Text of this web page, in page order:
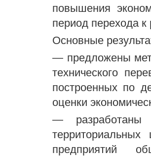
повышения
период перехода
Основные
— предложены
технического
построенных по
оценки
— разработаны
предприятий